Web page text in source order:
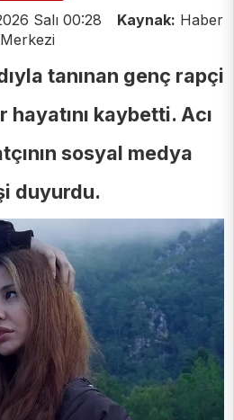
Salı 00:28 Kaynak: Haber
Merkezi
tanınan genç rapçi
hayatını kaybetti. Acı
sosyal medya
duyurdu.